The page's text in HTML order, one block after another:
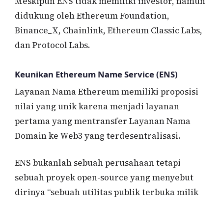
didukung oleh Ethereum Foundation,
Binance_X, Chainlink, Ethereum Classic Labs,
dan Protocol Labs.
Keunikan Ethereum Name Service (ENS)
Layanan Nama Ethereum memiliki proposisi
nilai yang unik karena menjadi layanan
pertama yang mentransfer Layanan Nama
Domain ke Web3 yang terdesentralisasi.
ENS bukanlah sebuah perusahaan tetapi
sebuah proyek open-source yang menyebut
dirinya “sebuah utilitas publik terbuka milik